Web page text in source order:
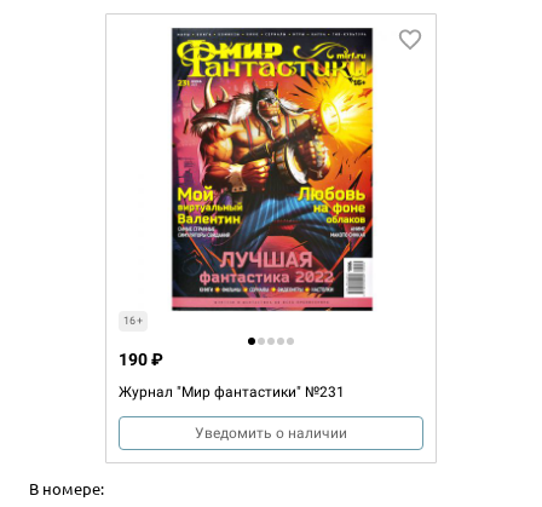
16+
Журнал "Мир фантастики" №231
190 ₽
Уведомить о наличии
В номере: